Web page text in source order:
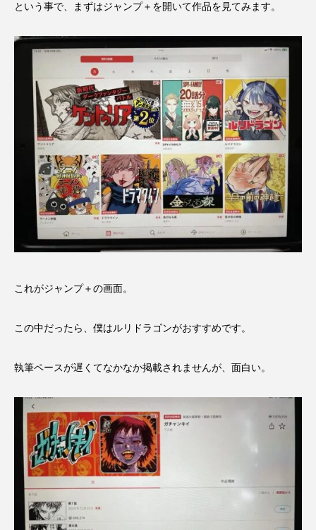
という事で、まずはジャンプ＋を開いて作品を見てみます。
これがジャンプ＋の画面。
この中だったら、僕はルリドラゴンがおすすめです。
執筆ペースが遅くてなかなか掲載されませんが、面白い。